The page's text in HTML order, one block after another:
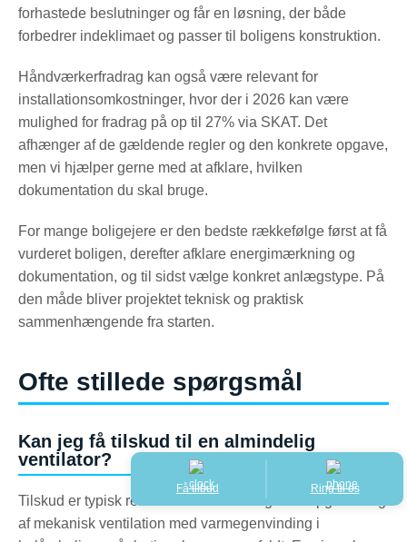
forhastede beslutninger og får en løsning, der både
forbedrer indeklimaet og passer til boligens konstruktion.
Håndværkerfradrag kan også være relevant for
installationsomkostninger, hvor der i 2026 kan være
mulighed for fradrag på op til 27% via SKAT. Det
afhænger af de gældende regler og den konkrete opgave,
men vi hjælper gerne med at afklare, hvilken
dokumentation du skal bruge.
For mange boligejere er den bedste rækkefølge først at få
vurderet boligen, derefter afklare energimærkning og
dokumentation, og til sidst vælge konkret anlægstype. På
den måde bliver projektet teknisk og praktisk
sammenhængende fra starten.
Ofte stillede spørgsmål
Kan jeg få tilskud til en almindelig
ventilator?
Tilskud er typisk relevant ved etablering eller opgradering
af mekanisk ventilation med varmegenvinding i
Få tilbud Ring til os